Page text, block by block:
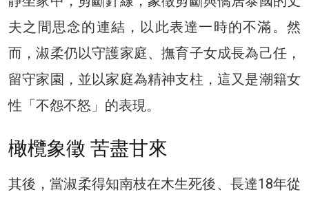
夫之間思念的連結，以此表達一時的不滿。然
而，淑柔仍以守護家庭、撫育子女成長為己任，
留守家園，並以家庭為精神支柱，這又是潮籍女
性「不怨不怒」的表現。
橄欖象徵 苦盡甘來
其後，當淑柔得知南枝在木生死後、長達18年從